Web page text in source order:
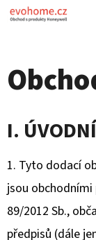
Přejít
I.
1. Tyto dodací
jsou obchodními
89/2012 Sb.,
předpisů (dále
K
C
P
O
T
Ř
E